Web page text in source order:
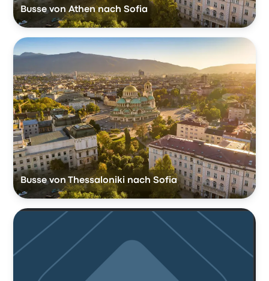
Busse von Athen nach Sofia
Busse von Thessaloniki nach Sofia